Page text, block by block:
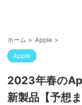
ホーム > Apple >
Apple
2023年春の
新製品【予想ま